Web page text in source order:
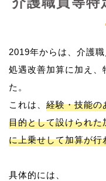
2019年からは、介護
処遇改善加算に加え、
た。
これは、 経験・技能の
目的として設けられ
に上乗せして加算が行
具体的には、